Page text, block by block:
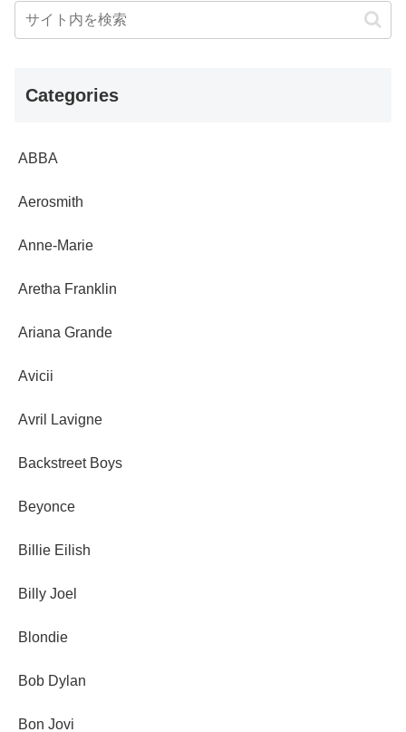
Categories
ABBA
Aerosmith
Anne-Marie
Aretha Franklin
Ariana Grande
Avicii
Avril Lavigne
Backstreet Boys
Beyonce
Billie Eilish
Billy Joel
Blondie
Bob Dylan
Bon Jovi